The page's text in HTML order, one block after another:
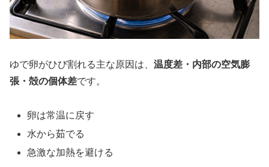
ゆで卵がひび割れる主な原因は、 温度差・内部の空気膨
張・殻の個体差です。
卵は常温に戻す
水から茹でる
急激な加熱を避ける